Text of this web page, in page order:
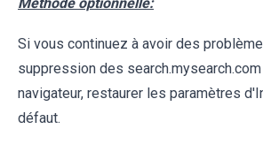
Méthode optionnelle:
Si vous continuez à avoir des
suppression des
navigateur, restaurer les paramètres
défaut.